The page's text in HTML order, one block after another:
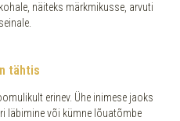
näiteks märkmikusse, arvuti
tähtis
erinev. Ühe inimese jaoks
läbimine või kümne lõuatõmbe